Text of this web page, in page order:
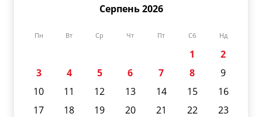
Серпень 2026
Пн Вт Ср Чт Пт Сб Нд
1
2
3
4 5 6 7 8
9
10
11 12 13 14 15
16
17
18 19 20 21 22
23